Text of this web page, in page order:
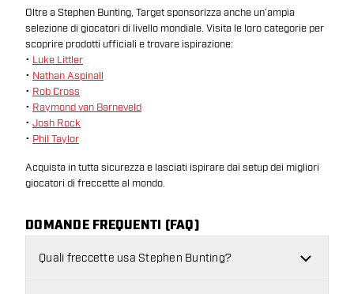
Oltre a Stephen Bunting, Target sponsorizza anche un’ampia
selezione di giocatori di livello mondiale. Visita le loro categorie per
scoprire prodotti ufficiali e trovare ispirazione:
• Luke Littler
• Nathan Aspinall
• Rob Cross
• Raymond van Barneveld
• Josh Rock
• Phil Taylor
Acquista in tutta sicurezza e lasciati ispirare dai setup dei migliori
giocatori di freccette al mondo.
DOMANDE FREQUENTI (FAQ)
Quali freccette usa Stephen Bunting?